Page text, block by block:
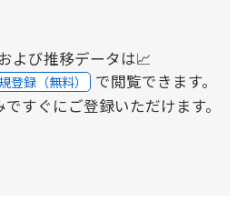
よび推移データは📈
登録（無料） で閲覧できます。
すぐにご登録いただけます。